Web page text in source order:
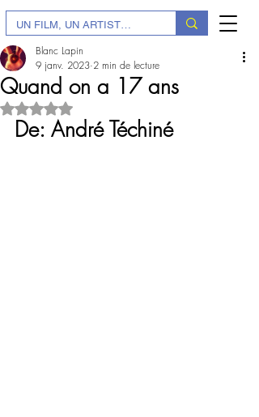
Quand on a 17 ans
Blanc Lapin
9 janv. 2023 2 min de lecture
Noté NaN étoiles sur 5.
De: André Téchiné